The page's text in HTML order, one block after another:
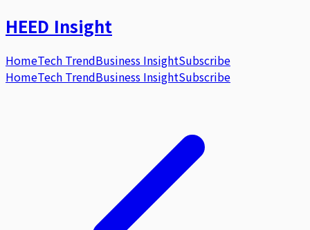
HEED Insight
HomeTech TrendBusiness InsightSubscribe
HomeTech TrendBusiness InsightSubscribe